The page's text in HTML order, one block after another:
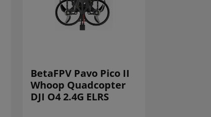
BetaFPV Pavo Pico II
Whoop Quadcopter
DJI O4 2.4G ELRS